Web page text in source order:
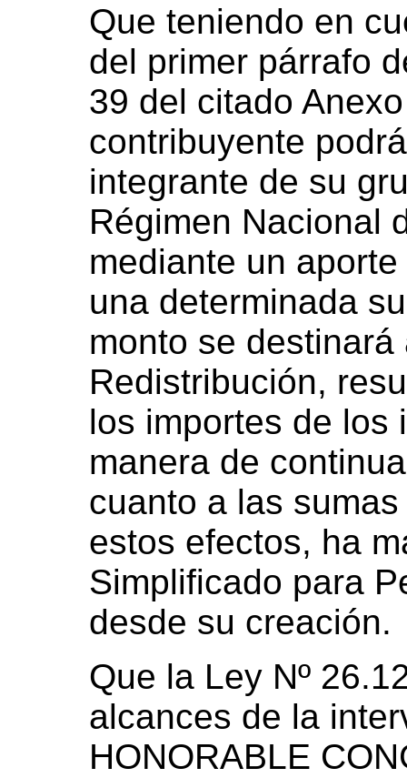
Que teniendo en
del primer párrafo
39 del citado
contribuyente
integrante de su
Régimen Nacional
mediante un
una determinada
monto se
Redistribución,
los importes de los
manera de
cuanto a las
estos efectos, ha
Simplificado para
desde su creación.
Que la Ley Nº
alcances de la
HONORABLE